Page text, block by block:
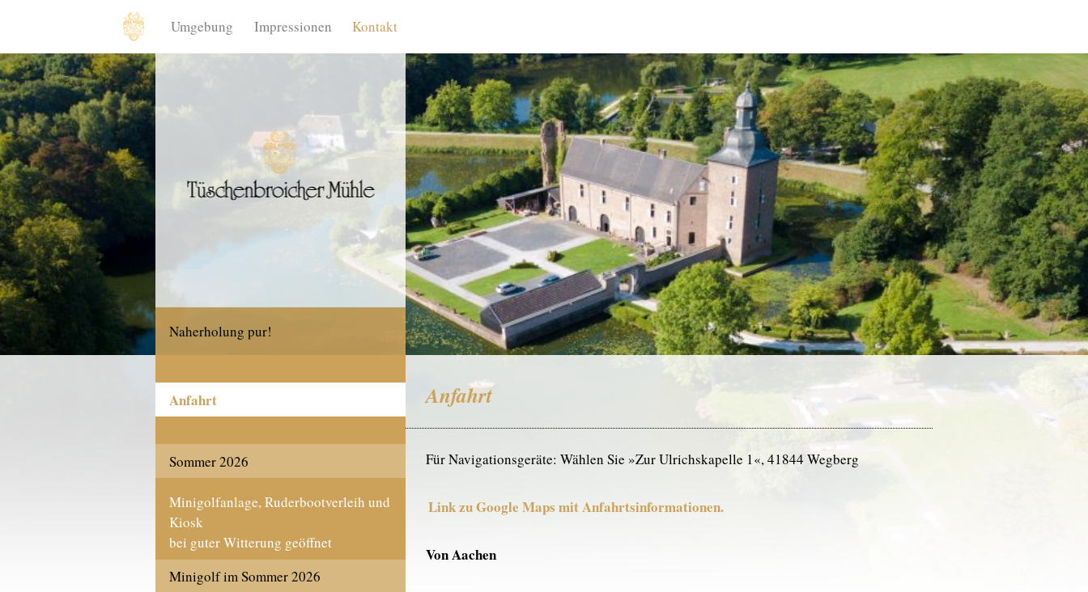
Umgebung Impressionen Kontakt
Naherholung pur!
Anfahrt
Für Navigationsgeräte: Wählen Sie »Zur Ulrichskapelle 1«, 41844 Wegberg
Link zu Google Maps mit Anfahrtsinformationen.
Von Aachen
Anfahrt
Sommer 2026
Minigolfanlage, Ruderbootverleih und
Kiosk
bei guter Witterung geöffnet
Minigolf im Sommer 2026